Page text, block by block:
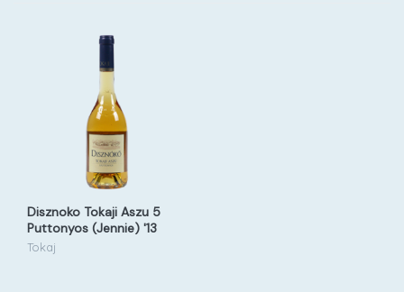
Disznoko Tokaji Aszu 5
Puttonyos (Jennie) '13
Tokaj